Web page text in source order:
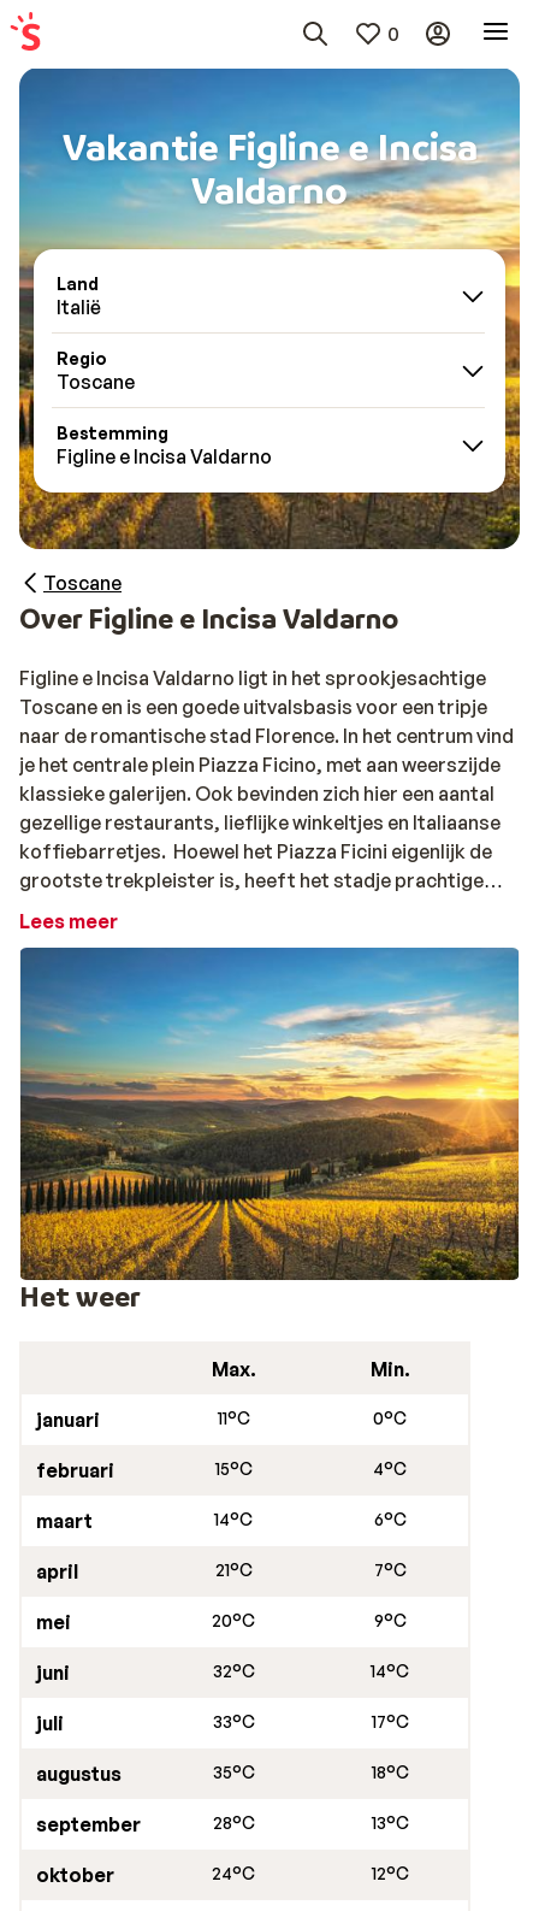
0
Vakantie Figline e Incisa
Valdarno
Land
Italië
Regio
Toscane
Bestemming
Figline e Incisa Valdarno
Toscane
Over Figline e Incisa Valdarno
Figline e Incisa Valdarno ligt in het sprookjesachtige
Toscane en is een goede uitvalsbasis voor een tripje
naar de romantische stad Florence. In het centrum vind
je het centrale plein Piazza Ficino, met aan weerszijde
klassieke galerijen. Ook bevinden zich hier een aantal
gezellige restaurants, lieflijke winkeltjes en Italiaanse
koffiebarretjes. Hoewel het Piazza Ficini eigenlijk de
grootste trekpleister is, heeft het stadje prachtige
bouwwerken, zoals onder andere het oude
Lees meer
Het weer
Max. Min.
januari 11°C 0°C
februari 15°C 4°C
maart 14°C 6°C
april 21°C 7°C
mei 20°C 9°C
juni 32°C 14°C
juli 33°C 17°C
augustus 35°C 18°C
september 28°C 13°C
oktober 24°C 12°C